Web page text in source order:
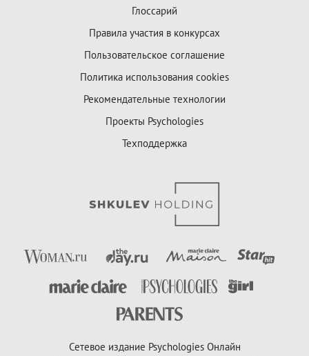
Глоссарий
Правила участия в конкурсах
Пользовательское соглашение
Политика использования cookies
Рекомендательные технологии
Проекты Psychologies
Техподдержка
Сетевое издание Psychologies Онлайн